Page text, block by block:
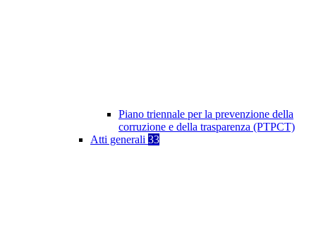
Piano triennale per la prevenzione della
corruzione e della trasparenza (PTPCT)
Atti generali 33